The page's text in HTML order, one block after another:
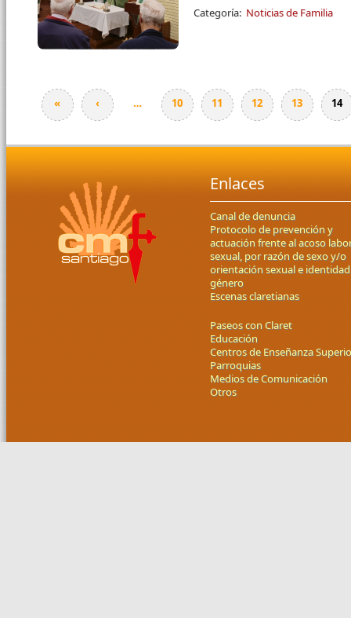
Categoría: Noticias de Familia
Páginas
« ‹ … 10 11 12 13 14
Enlaces
Canal de denuncia
Protocolo de prevención y
actuación frente al acoso
sexual, por razón de sexo y/o
orientación sexual e
género
Escenas claretianas
Paseos con Claret
Educación
Centros de Enseñanza
Parroquias
Medios de Comunicación
Otros